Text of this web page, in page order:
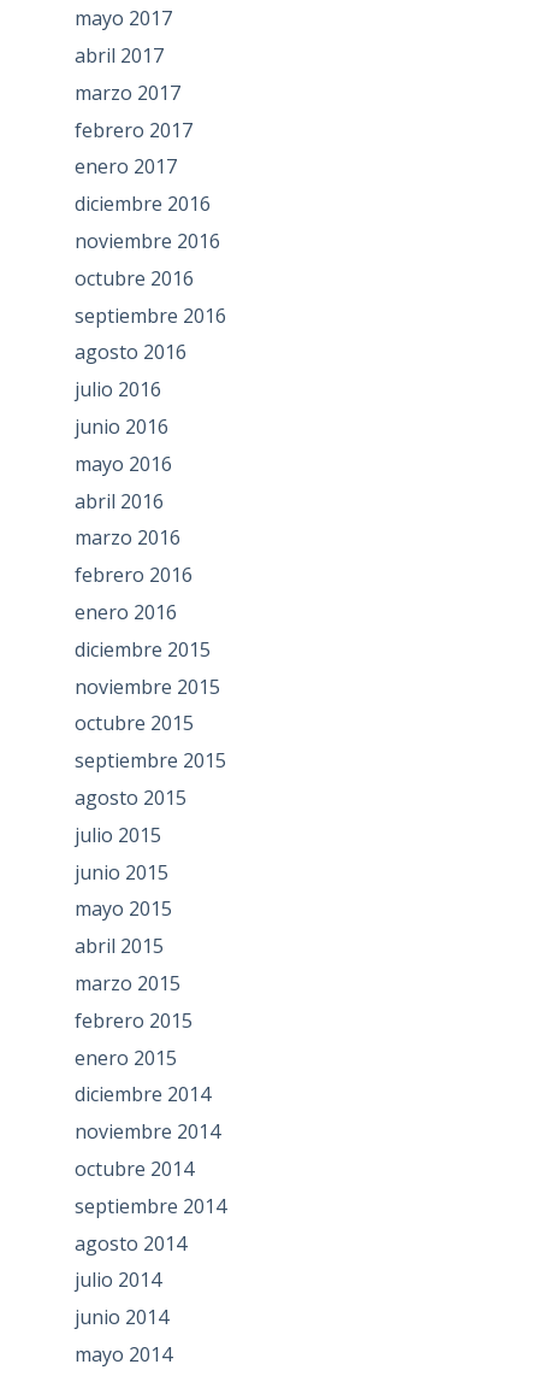
mayo 2017
abril 2017
marzo 2017
febrero 2017
enero 2017
diciembre 2016
noviembre 2016
octubre 2016
septiembre 2016
agosto 2016
julio 2016
junio 2016
mayo 2016
abril 2016
marzo 2016
febrero 2016
enero 2016
diciembre 2015
noviembre 2015
octubre 2015
septiembre 2015
agosto 2015
julio 2015
junio 2015
mayo 2015
abril 2015
marzo 2015
febrero 2015
enero 2015
diciembre 2014
noviembre 2014
octubre 2014
septiembre 2014
agosto 2014
julio 2014
junio 2014
mayo 2014